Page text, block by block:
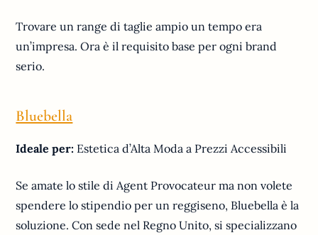
Trovare un range di taglie ampio un tempo era
un’impresa. Ora è il requisito base per ogni brand
serio.
Bluebella
Ideale per: Estetica d’Alta Moda a Prezzi Accessibili
Se amate lo stile di Agent Provocateur ma non volete
spendere lo stipendio per un reggiseno, Bluebella è la
soluzione. Con sede nel Regno Unito, si specializzano